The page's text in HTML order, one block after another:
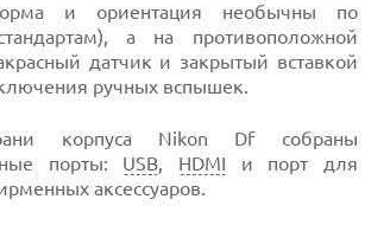
и ориентация необычны по
а на противоположной
датчик и закрытый вставкой
ручных вспышек.
корпуса Nikon Df собраны
порты: USB, HDMI и порт для
аксессуаров.